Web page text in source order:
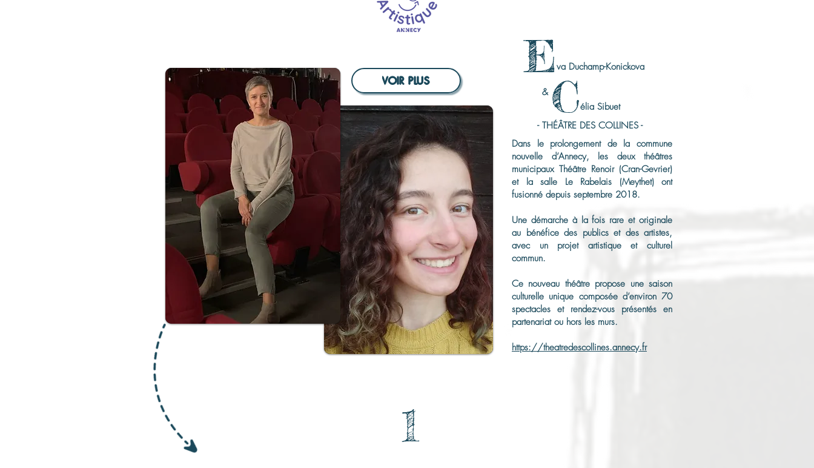
VOIR PLUS Eva Duchamp-Konickova
Célia Sibuet
&
- THÉÂTRE DES COLLINES -
Dans le prolongement de la commune
nouvelle d’Annecy, les deux théâtres
municipaux Théâtre Renoir (Cran-Gevrier)
et la salle Le Rabelais (Meythet) ont
fusionné depuis septembre 2018.
Une démarche à la fois rare et originale
au bénéfice des publics et des artistes,
avec un projet artistique et culturel
commun.
Ce nouveau théâtre propose une saison
culturelle unique composée d’environ 70
spectacles et rendez-vous présentés en
partenariat ou hors les murs.
https://theatredescollines.annecy.fr
1